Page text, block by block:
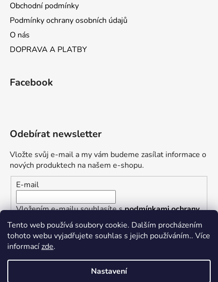
Tento web používá soubory cookie. Dalším procházením
tohoto webu vyjadřujete souhlas s jejich používáním.. Více
informacízde.
Nastavení
Obchodní podmínky
Podmínky ochrany osobních údajů
O nás
DOPRAVA A PLATBY
Facebook
Odebírat newsletter
Vložte svůj e-mail a my vám budeme zasílat informace o
nových produktech na našem e-shopu.
E-mail
Vložením e-mailu souhlasíte spodmínkami ochrany
osobních údajů
PŘIHLÁSIT SE